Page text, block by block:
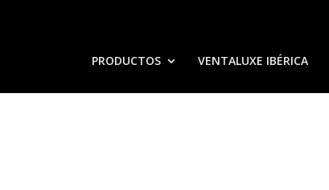
PRODUCTOS VENTALUXE IBÉRICA